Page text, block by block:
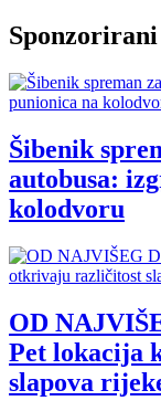
Šibenik
autobusa:
kolodvoru
OD
Pet lokacija
slapova